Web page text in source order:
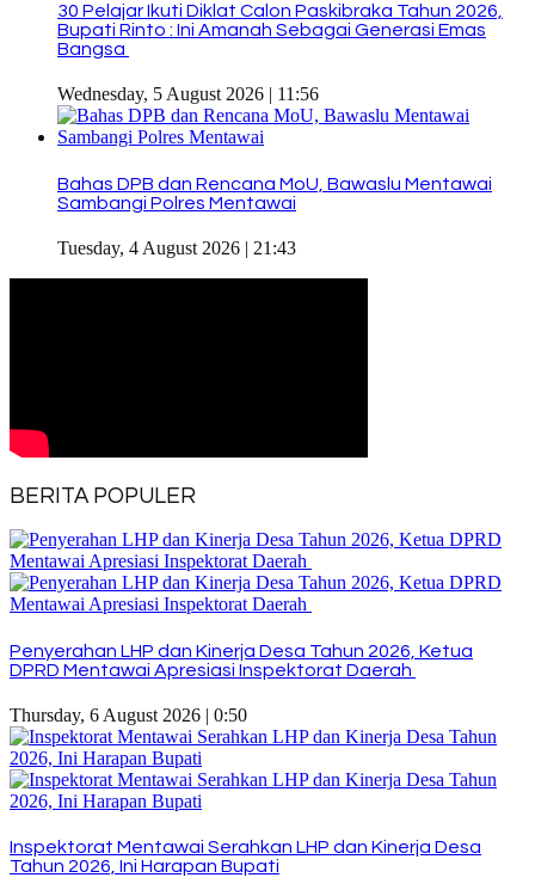
30 Pelajar Ikuti Diklat Calon Paskibraka Tahun 2026,
Bupati Rinto : Ini Amanah Sebagai Generasi Emas
Bangsa
Wednesday, 5 August 2026 | 11:56
Bahas DPB dan Rencana MoU, Bawaslu Mentawai
Sambangi Polres Mentawai
Tuesday, 4 August 2026 | 21:43
BERITA POPULER
Penyerahan LHP dan Kinerja Desa Tahun 2026, Ketua
DPRD Mentawai Apresiasi Inspektorat Daerah
Thursday, 6 August 2026 | 0:50
Inspektorat Mentawai Serahkan LHP dan Kinerja Desa
Tahun 2026, Ini Harapan Bupati